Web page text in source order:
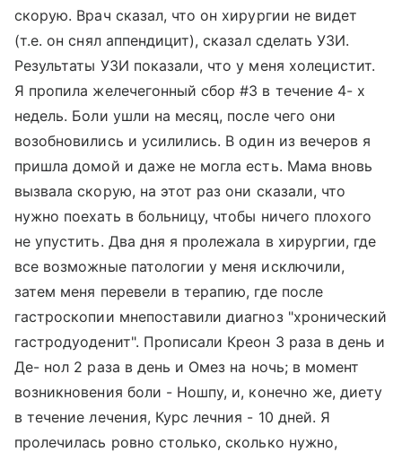
скорую. Врач сказал, что он хирургии не видет
(т.е. он снял аппендицит), сказал сделать УЗИ.
Результаты УЗИ показали, что у меня холецистит.
Я пропила желечегонный сбор #3 в течение 4- х
недель. Боли ушли на месяц, после чего они
возобновились и усилились. В один из вечеров я
пришла домой и даже не могла есть. Мама вновь
вызвала скорую, на этот раз они сказали, что
нужно поехать в больницу, чтобы ничего плохого
не упустить. Два дня я пролежала в хирургии, где
все возможные патологии у меня исключили,
затем меня перевели в терапию, где после
гастроскопии мнепоставили диагноз "хронический
гастродуоденит". Прописали Креон 3 раза в день и
Де- нол 2 раза в день и Омез на ночь; в момент
возникновения боли - Ношпу, и, конечно же, диету
в течение лечения, Курс лечния - 10 дней. Я
пролечилась ровно столько, сколько нужно,